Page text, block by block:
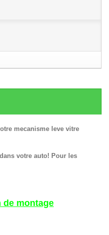
mecanisme leve vitre
votre auto! Pour les
de montage